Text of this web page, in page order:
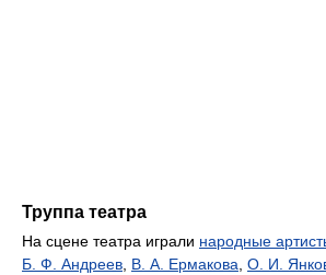
Труппа театра
На сцене театра играли народные
Б. Ф. Андреев, В. А. Ермакова, О. И.